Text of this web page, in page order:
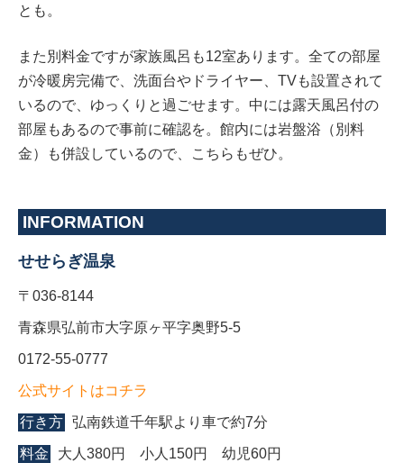
とも。
また別料金ですが家族風呂も12室あります。全ての部屋
が冷暖房完備で、洗面台やドライヤー、TVも設置されて
いるので、ゆっくりと過ごせます。中には露天風呂付の
部屋もあるので事前に確認を。館内には岩盤浴（別料
金）も併設しているので、こちらもぜひ。
INFORMATION
せせらぎ温泉
〒036-8144
青森県弘前市大字原ヶ平字奥野5-5
0172-55-0777
公式サイトはコチラ
行き方 弘南鉄道千年駅より車で約7分
料金 大人380円 小人150円 幼児60円